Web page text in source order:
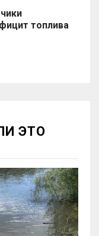
топлива
ЭТО